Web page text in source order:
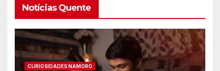
Notícias Quente
CURIOSIDADES NAMORO